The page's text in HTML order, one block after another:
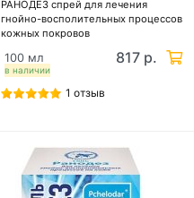
РАНОДЕЗ спрей для лечения
гнойно-восполительных процессов
кожных покровов
в наличии
100 мл 817 р.
1 отзыв